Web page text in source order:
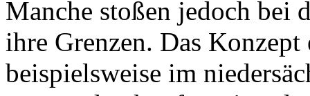
Manche stoßen jedoch bei
ihre Grenzen. Das
beispielsweise im